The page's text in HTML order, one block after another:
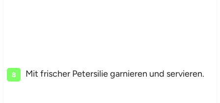
Mit frischer Petersilie garnieren und servieren.